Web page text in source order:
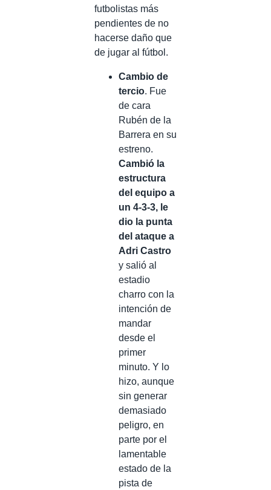
futbolistas más
pendientes de no
hacerse daño que
de jugar al fútbol.
Cambio de
tercio. Fue
de cara
Rubén de la
Barrera en su
estreno.
Cambió la
estructura
del equipo a
un 4-3-3, le
dio la punta
del ataque a
Adri Castro
y salió al
estadio
charro con la
intención de
mandar
desde el
primer
minuto. Y lo
hizo, aunque
sin generar
demasiado
peligro, en
parte por el
lamentable
estado de la
pista de